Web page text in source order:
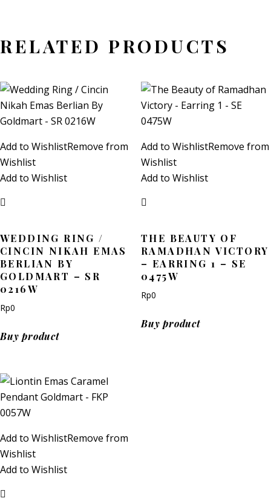
RELATED PRODUCTS
Add to WishlistRemove from
Wishlist
Add to Wishlist
WEDDING RING /
CINCIN NIKAH EMAS
BERLIAN BY
GOLDMART – SR
0216W
Rp0
Buy product
Add to WishlistRemove from
Wishlist
Add to Wishlist
THE BEAUTY OF
RAMADHAN VICTORY
– EARRING 1 – SE
0475W
Rp0
Buy product
Add to WishlistRemove from
Wishlist
Add to Wishlist